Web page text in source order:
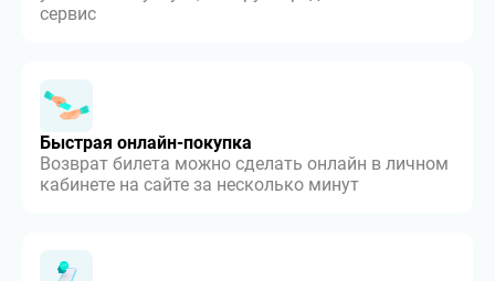
сервис
Быстрая онлайн-покупка
Возврат билета можно сделать онлайн в личном
кабинете на сайте за несколько минут